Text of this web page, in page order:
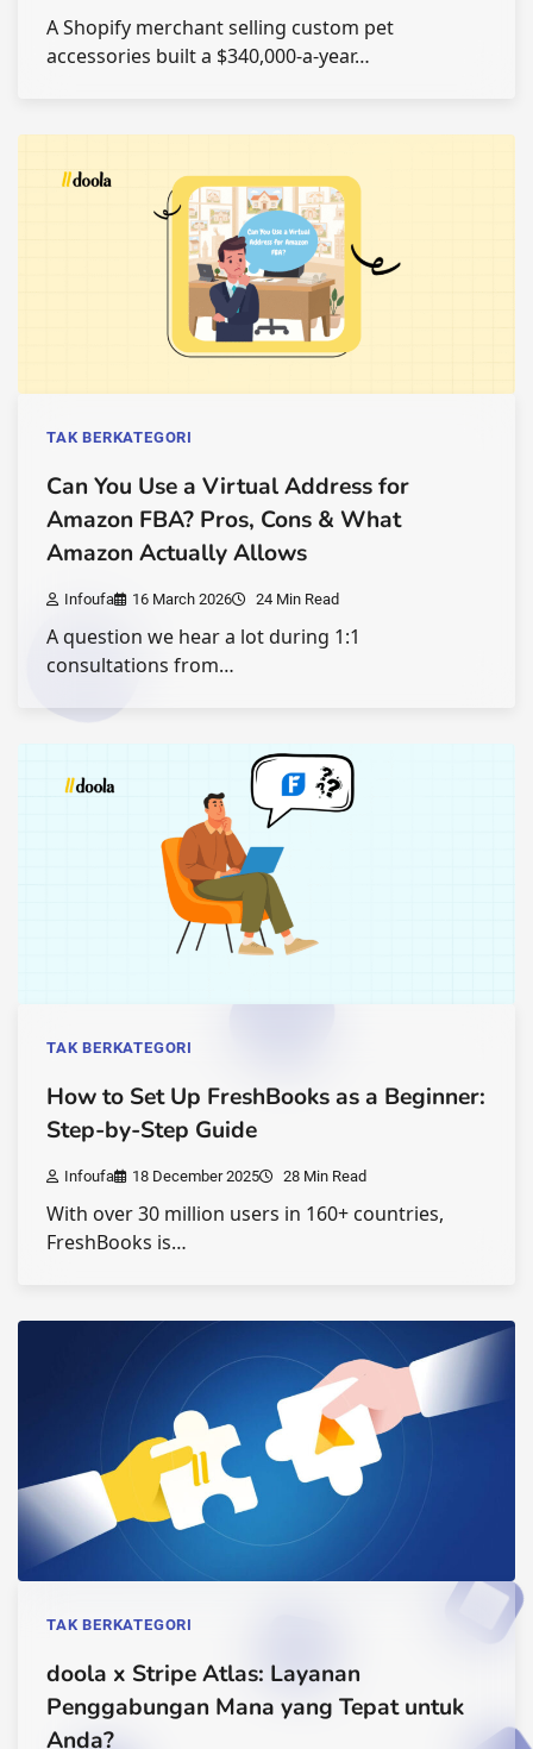
A Shopify merchant selling custom pet
accessories built a $340,000-a-year…
TAK BERKATEGORI
Can You Use a Virtual Address for
Amazon FBA? Pros, Cons & What
Amazon Actually Allows
Infoufa 16 March 2026 24 Min Read
A question we hear a lot during 1:1
consultations from…
TAK BERKATEGORI
How to Set Up FreshBooks as a Beginner:
Step-by-Step Guide
Infoufa 18 December 2025 28 Min Read
With over 30 million users in 160+ countries,
FreshBooks is…
TAK BERKATEGORI
doola x Stripe Atlas: Layanan
Penggabungan Mana yang Tepat untuk
Anda?